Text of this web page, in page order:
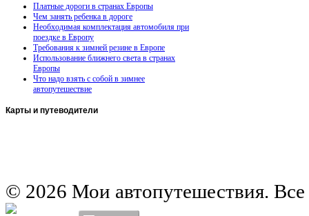
Платные дороги в странах Европы
Чем занять ребенка в дороге
Необходимая комплектация автомобиля при
поездке в Европу
Требования к зимней резине в Европе
Использование ближнего света в странах
Европы
Что надо взять с собой в зимнее
автопутешествие
Карты и путеводители
© 2026 Мои автопутешествия.